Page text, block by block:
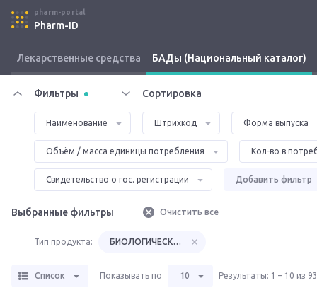
pharm-portal
Pharm-ID
Лекарственные средства БАДы (Национальный каталог)
Фильтры Сортировка
Наименование Штрихкод Форма выпуска
Объём / масса единицы потребления Кол-во в
Свидетельство о гос. регистрации Добавить фильтр
Выбранные фильтры Очистить все
Тип продукта: БИОЛОГИЧЕСКИ АКТИВНАЯ ДОБАВКА
Список Показывать по 10 Результаты: 1 – 10 из